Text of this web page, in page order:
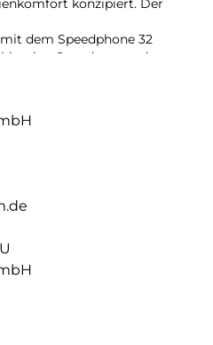
dem Speedphone 32
Speedport und
Speedphone 32 ist derzeit
oder Speedport Pro, in
Anschluss optimiert. Das
Tastatur mit
die einfache
HD Voice runden das
als zusätzliches Mobilteil an
Basis eingesetzt werden.